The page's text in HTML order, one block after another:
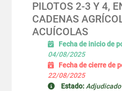
PILOTOS 2-3 Y 4,
CADENAS
ACUÍCOLAS
Fecha de inicio de
04/08/2025
Fecha de cierre de
22/08/2025
Estado: Adjudicado